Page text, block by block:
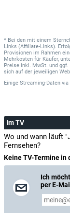
* Bei den mit einem
Links (Affiliate-Links).
Provisionen im Rahmen
Mehrkosten für Käufer,
Preise inkl. MwSt. und
sich auf der jeweiligen
Einige Streaming-Daten via
Im TV
Wo und wann läuft
Fernsehen?
Keine TV-Termine in
Ich
per E-